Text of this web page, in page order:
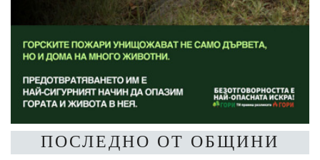
ПОСЛЕДНО ОТ ОБЩИНИ